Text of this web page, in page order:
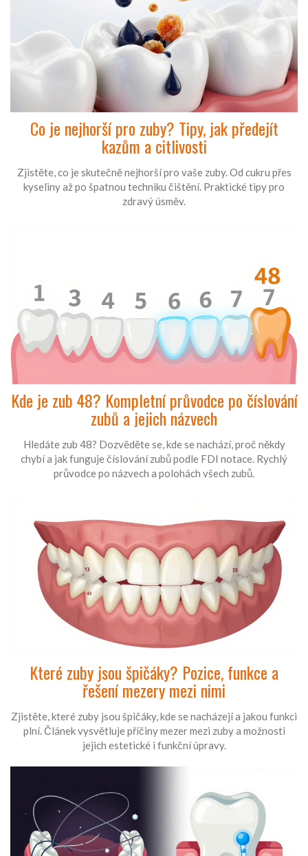
Co je nejhorší pro zuby? Tipy, jak předejít
kazům a citlivosti
Zjistěte, co je skutečně nejhorší pro vaše zuby. Od cukru přes
kyseliny až po špatnou techniku čištění. Praktické tipy pro
zdravý úsměv.
Kde je zub 48? Kompletní průvodce po číslování
zubů a jejich názvech
Hledáte zub 48? Dozvěděte se, kde se nachází, proč někdy
chybí a jak funguje číslování zubů podle FDI notace. Rychlý
průvodce po názvech a polohách všech zubů.
Které zuby jsou špičáky? Pozice, funkce a
řešení mezery mezi nimi
Zjistěte, které zuby jsou špičáky, kde se nacházejí a jakou funkci
plní. Článek vysvětluje příčiny mezer mezi zuby a možnosti
jejich estetické i funkční úpravy.